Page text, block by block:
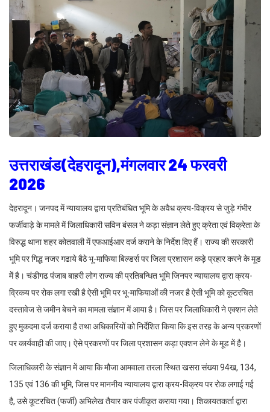
उत्तराखंड(देहरादून),मंगलवार 24 फरवरी
2026
देहरादून। जनपद में न्यायालय द्वारा प्रतिबंधित भूमि के अवैध क्रय-विक्रय से जुड़े गंभीर
फर्जीवाड़े के मामले में जिलाधिकारी सविन बंसल ने कड़ा संज्ञान लेते हुए क्रेता एवं विक्रेता के
विरुद्ध थाना शहर कोतवाली में एफआईआर दर्ज कराने के निर्देश दिए हैं। राज्य की सरकारी
भूमि पर गिद्ध नजर गढाये बैठे भू-माफिया बिल्डर्स पर जिला प्रशासन कड़े प्रहार करने के मूड
मेें है। चंडीगढ पंजाब बाहरी लोग राज्य की प्रतिबन्धित भूमि जिनपर न्यायालय द्वारा क्रय-
व्रिकय पर रोक लगा रखी है ऐसी भूमि पर भू-माफियाओं की नजर है ऐसी भूमि को कूटरचित
दस्तावेज से जमीन बेचने का मामला संज्ञान में आया है। जिस पर जिलाधिकारी ने एक्शन लेते
हुए मुकदमा दर्ज कराया है तथा अधिकारियों को निर्देशित किया कि इस तरह के अन्य प्रकरणों
पर कार्यवाही की जाए। ऐसे प्रकरणों पर जिला प्रशासन कड़ा एक्शन लेने के मूड में है।
जिलाधिकारी के संज्ञान में आया कि मौजा आमवाला तरला स्थित खसरा संख्या 94ख, 134,
135 एवं 136 की भूमि, जिस पर माननीय न्यायालय द्वारा क्रय-विक्रय पर रोक लगाई गई
है, उसे कूटरचित (फर्जी) अभिलेख तैयार कर पंजीकृत कराया गया। शिकायतकर्ता द्वारा